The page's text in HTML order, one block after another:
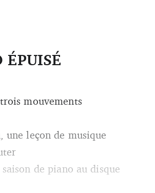
ÉPUISÉ
mouvements
une leçon de musique
de piano au disque